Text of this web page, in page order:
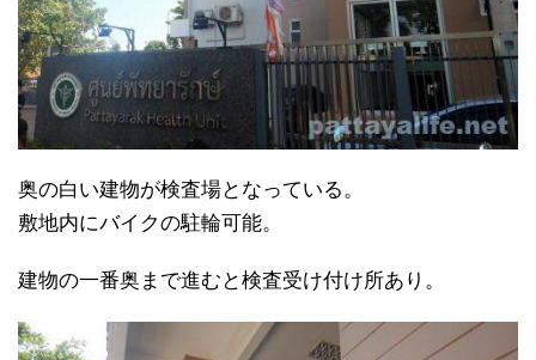
奥の白い建物が検査場となっている。
敷地内にバイクの駐輪可能。
建物の一番奥まで進むと検査受け付け所あり。